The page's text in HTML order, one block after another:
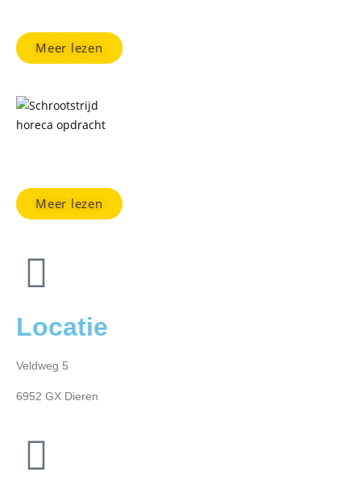
Meer lezen
Meer lezen
Locatie
Veldweg 5
6952 GX Dieren